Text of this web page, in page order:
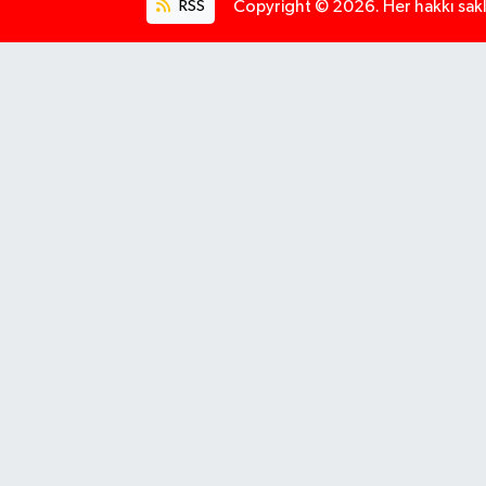
RSS Copyright © 2026. Her hakkı